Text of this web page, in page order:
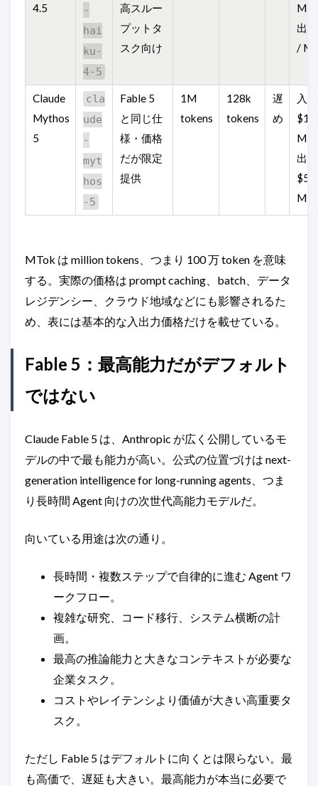
4.5
-
hai
ku-
4-5
高スルー
プットタ
スク向け
出
/
Claude
Mythos
5
cla
ude
-
myt
hos
-5
Fable 5
と同じ仕
様・価格
だが限定
提供
1M
tokens
128k
tokens
遅
め
入力
出力
MTok は million tokens、つまり 100 万 token を意味
する。実際の価格は prompt caching、batch、データ
レジデンシー、クラウド地域などにも影響されるた
め、表には基本的な入出力価格だけを載せている。
Fable 5：最高能力だがデフォルト
ではない
Claude Fable 5 は、Anthropic が広く公開しているモ
デルの中で最も能力が高い。公式の位置づけは next-
generation intelligence for long-running agents、つま
り長時間 Agent 向けの次世代高能力モデルだ。
向いている用途は次の通り。
長時間・複数ステップで自律的に進む Agent ワ
ークフロー。
複雑な研究、コード移行、システム横断の計
画。
最高の推論能力と大きなコンテキストが必要な
企業タスク。
コストやレイテンシより価値が大きい高重要タ
スク。
ただし Fable 5 はデフォルトに向くとは限らない。最
も高価で、遅延も大きい。最高能力が本当に必要で